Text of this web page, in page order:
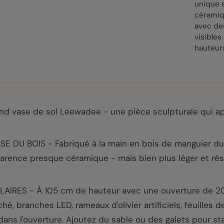
unique
avec
visibles
vase de sol Leewadee - une pièce sculpturale qui
DU BOIS - Fabriqué à la main en bois de manguier
presque céramique - mais bien plus léger et
- À 105 cm de hauteur avec une ouverture
branches LED, rameaux d'olivier artificiels, feuilles
l'ouverture. Ajoutez du sable ou des galets pour